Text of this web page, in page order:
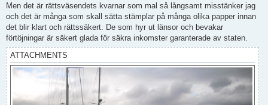
Men det är rättsväsendets kvarnar som mal så långsamt misstänker jag
och det är många som skall sätta stämplar på många olika papper innan
det blir klart och rättssäkert. De som hyr ut länsor och bevakar
förtöjningar är säkert glada för säkra inkomster garanterade av staten.
ATTACHMENTS